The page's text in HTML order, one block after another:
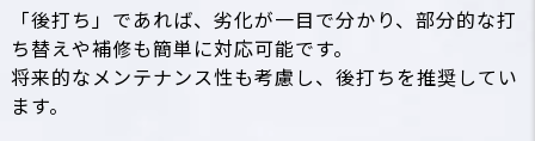
「後打ち」であれば、劣化が一目で分かり、部分的な打
ち替えや補修も簡単に対応可能です。
将来的なメンテナンス性も考慮し、後打ちを推奨してい
ます。